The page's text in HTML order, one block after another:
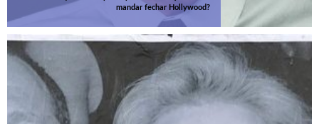
mandar fechar Hollywood?